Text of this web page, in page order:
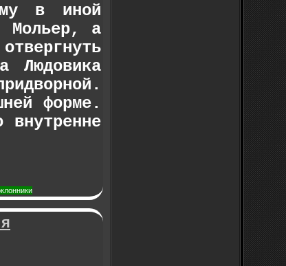
в иной
Мольер, а
Людовика
форме.
внутренне